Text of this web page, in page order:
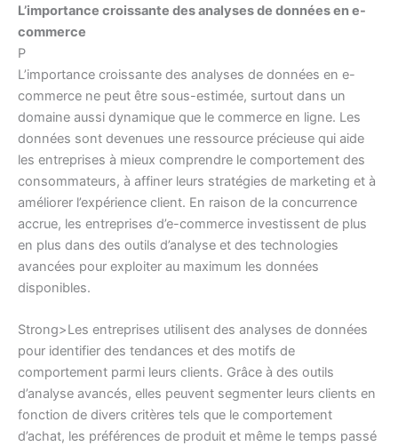
L’importance croissante des analyses de données en e-
commerce
P
L’importance croissante des analyses de données en e-
commerce ne peut être sous-estimée, surtout dans un
domaine aussi dynamique que le commerce en ligne. Les
données sont devenues une ressource précieuse qui aide
les entreprises à mieux comprendre le comportement des
consommateurs, à affiner leurs stratégies de marketing et à
améliorer l’expérience client. En raison de la concurrence
accrue, les entreprises d’e-commerce investissent de plus
en plus dans des outils d’analyse et des technologies
avancées pour exploiter au maximum les données
disponibles.
Strong>Les entreprises utilisent des analyses de données
pour identifier des tendances et des motifs de
comportement parmi leurs clients. Grâce à des outils
d’analyse avancés, elles peuvent segmenter leurs clients en
fonction de divers critères tels que le comportement
d’achat, les préférences de produit et même le temps passé